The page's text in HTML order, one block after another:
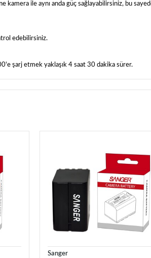
ile aynı anda güç sağlayabilirsiniz, bu
edebilirsiniz.
şarj etmek yaklaşık 4 saat 30 dakika sürer.
Sanger